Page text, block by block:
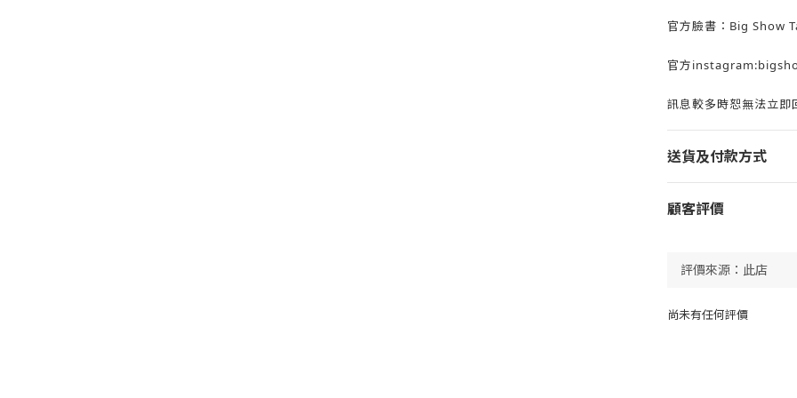
官方臉書：Big Show
官方
訊息較多時恕無法立即
送貨及付款方式
顧客評價
尚未有任何評價